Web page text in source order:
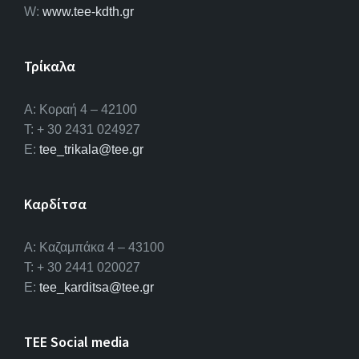
W: www.tee-kdth.gr
Τρίκαλα
Α: Κοραή 4 – 42100
T: + 30 2431 024927
E: tee_trikala@tee.gr
Καρδίτσα
Α: Καζαμπάκα 4 – 43100
T: + 30 2441 020027
E: tee_karditsa@tee.gr
TEE Social media